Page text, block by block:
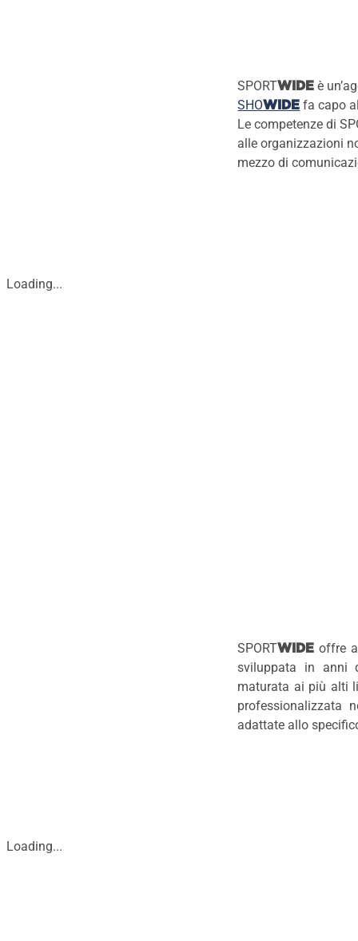
SPORTWIDE è
SHOWIDE fa capo
Le competenze di
alle organizzazioni
mezzo di
Loading...
SPORTWIDE offre
sviluppata in anni
maturata ai più alti
professionalizzata
adattate allo
Loading...